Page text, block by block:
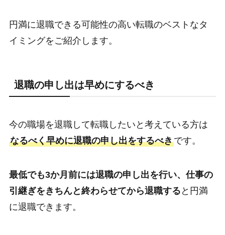
円満に退職できる可能性の高い転職のベストなタ
イミングをご紹介します。
退職の申し出は早めにするべき
今の職場を退職して転職したいと考えている方は
なるべく早めに退職の申し出をするべきです。
最低でも3か月前には退職の申し出を行い、仕事の
引継ぎをきちんと終わらせてから退職する と円満
に退職できます。